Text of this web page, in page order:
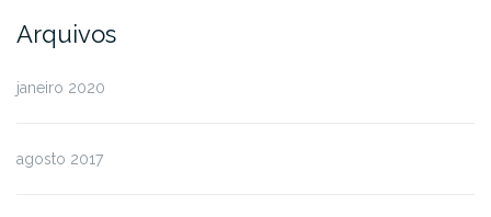
Arquivos
janeiro 2020
agosto 2017